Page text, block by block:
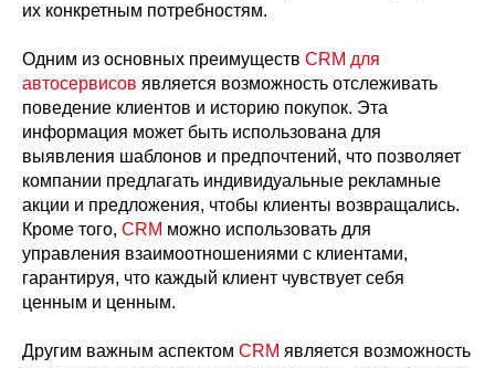
их конкретным потребностям.
Одним из основных преимуществ CRM для
автосервисов является возможность отслеживать
поведение клиентов и историю покупок. Эта
информация может быть использована для
выявления шаблонов и предпочтений, что позволяет
компании предлагать индивидуальные рекламные
акции и предложения, чтобы клиенты возвращались.
Кроме того, CRM можно использовать для
управления взаимоотношениями с клиентами,
гарантируя, что каждый клиент чувствует себя
ценным и ценным.
Другим важным аспектом CRM является возможность